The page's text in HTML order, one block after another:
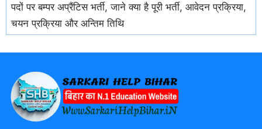
पदों पर बम्पर अप्रैंटिस भर्ती, जाने क्या है पूरी भर्ती, आवेदन प्रक्रिया,
चयन प्रक्रिया और अन्तिम तिथि